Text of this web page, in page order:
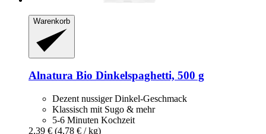
Warenkorb
Alnatura Bio Dinkelspaghetti, 500 g
Dezent nussiger Dinkel-Geschmack
Klassisch mit Sugo & mehr
5-6 Minuten Kochzeit
2,39 € (4,78 € / kg)